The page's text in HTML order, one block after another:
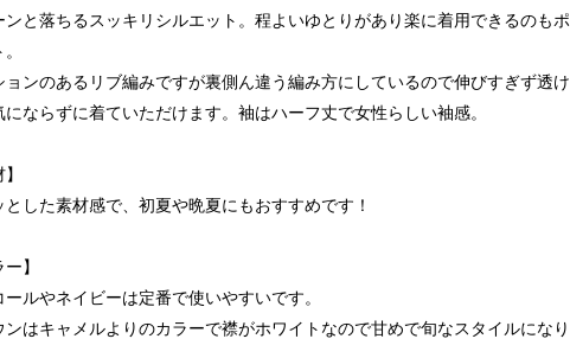
ンと落ちるスッキリシルエット。程よいゆとりがあり楽に着用できるのもポ
ョンのあるリブ編みですが裏側ん違う編み方にしているので伸びすぎず透け
にならずに着ていただけます。袖はハーフ丈で女性らしい袖感。
とした素材感で、初夏や晩夏にもおすすめです！
ー】
ールやネイビーは定番で使いやすいです。
ンはキャメルよりのカラーで襟がホワイトなので甘めで旬なスタイルになり